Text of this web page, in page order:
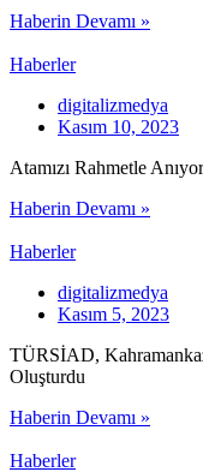
Haberin Devamı »
Haberler
digitalizmedya
Kasım 10, 2023
Atamızı Rahmetle
Haberin Devamı »
Haberler
digitalizmedya
Kasım 5, 2023
TÜRSİAD,
Oluşturdu
Haberin Devamı »
Haberler